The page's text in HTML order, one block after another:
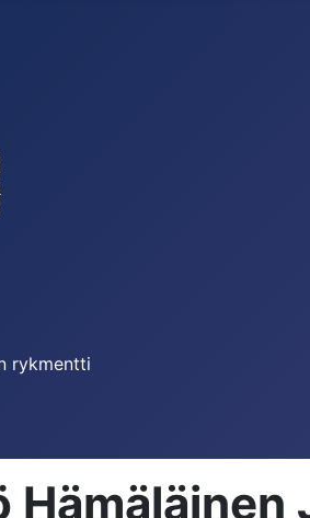
rykmentti
Hämäläinen